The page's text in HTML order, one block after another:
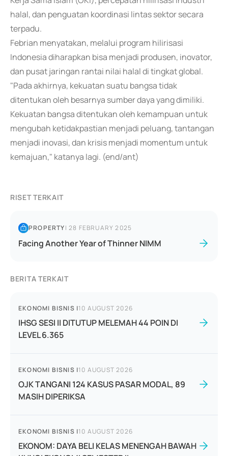
halal, dan penguatan koordinasi lintas sektor secara
terpadu.
Febrian menyatakan, melalui program hilirisasi
Indonesia diharapkan bisa menjadi produsen, inovator,
dan pusat jaringan rantai nilai halal di tingkat global.
"Pada akhirnya, kekuatan suatu bangsa tidak
ditentukan oleh besarnya sumber daya yang dimiliki.
Kekuatan bangsa ditentukan oleh kemampuan untuk
mengubah ketidakpastian menjadi peluang, tantangan
menjadi inovasi, dan krisis menjadi momentum untuk
kemajuan," katanya lagi. (end/ant)
RISET TERKAIT
PROPERTY|28 FEBRUARY 2025
Facing Another Year of Thinner NIMM
BERITA TERKAIT
EKONOMI BISNIS |10 AUGUST 2026
IHSG SESI II DITUTUP MELEMAH 44 POIN DI
LEVEL 6.365
EKONOMI BISNIS |10 AUGUST 2026
OJK TANGANI 124 KASUS PASAR MODAL, 89
MASIH DIPERIKSA
EKONOMI BISNIS |10 AUGUST 2026
EKONOM: DAYA BELI KELAS MENENGAH BAWAH